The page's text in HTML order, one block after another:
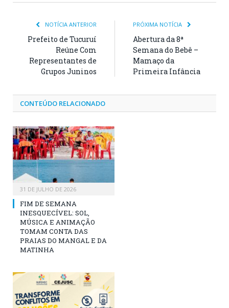
NOTÍCIA ANTERIOR
Prefeito de Tucuruí
Reúne Com
Representantes de
Grupos Juninos
PRÓXIMA NOTÍCIA
Abertura da 8ª
Semana do Bebê –
Mamaço da
Primeira Infância
CONTEÚDO RELACIONADO
31 DE JULHO DE 2026
FIM DE SEMANA
INESQUECÍVEL: SOL,
MÚSICA E ANIMAÇÃO
TOMAM CONTA DAS
PRAIAS DO MANGAL E DA
MATINHA